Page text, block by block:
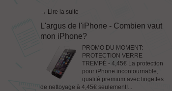
→ Lire la suite
L'argus de l'iPhone - Combien vaut
mon iPhone?
PROMO DU MOMENT:
PROTECTION VERRE
TREMPÉ - 4,45€ La protection
pour iPhone incontournable,
qualité premium avec lingettes
de nettoyage à 4,45€ seulement!...